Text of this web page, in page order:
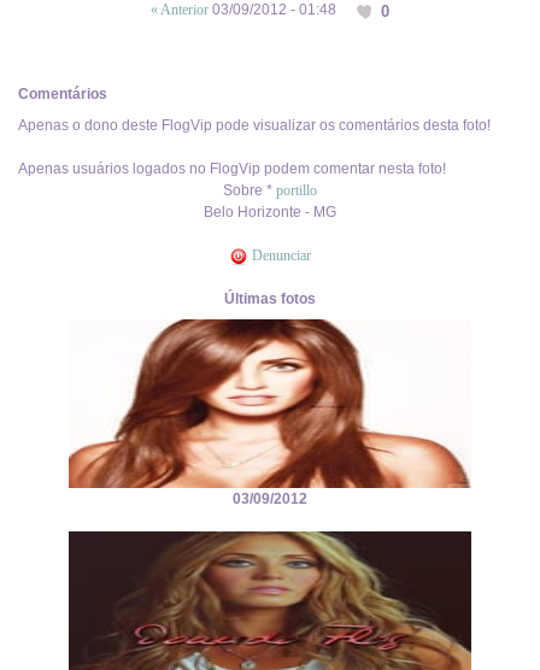
« Anterior 03/09/2012 - 01:48 0
Comentários
Apenas o dono deste FlogVip pode visualizar os comentários desta foto!
Apenas usuários logados no FlogVip podem comentar nesta foto!
Sobre * portillo
Belo Horizonte - MG
Denunciar
Últimas fotos
03/09/2012